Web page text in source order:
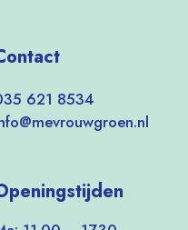
621 8534